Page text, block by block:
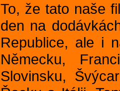
To, že tato naše
den na
Republice, ale i
Německu,
Slovinsku,